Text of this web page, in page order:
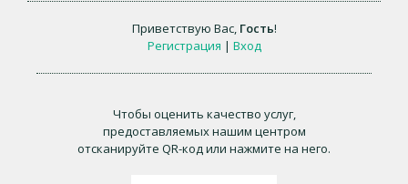
Приветствую Вас, Гость!
Регистрация | Вход
Чтобы оценить качество услуг,
предоставляемых нашим центром
отсканируйте QR-код или нажмите на него.